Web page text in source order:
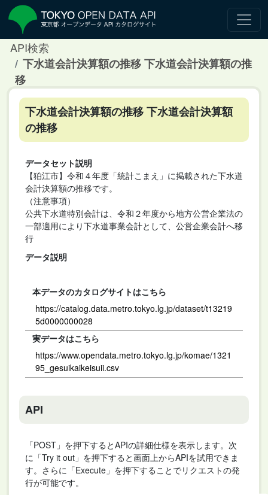
API検索
下水道会計決算額の推移 下水道会計決算額の推
移
下水道会計決算額の推移 下水道会計決算額
の推移
データセット説明
【狛江市】令和４年度「統計こまえ」に掲載された下水道
会計決算額の推移です。
（注意事項）
公共下水道特別会計は、令和２年度から地方公営企業法の
一部適用により下水道事業会計として、公営企業会計へ移
行
データ説明
本データのカタログサイトはこちら
https://catalog.data.metro.tokyo.lg.jp/dataset/t13219
5d0000000028
実データはこちら
https://www.opendata.metro.tokyo.lg.jp/komae/1321
95_gesuikaikeisuii.csv
API
「POST」を押下するとAPIの詳細仕様を表示します。次
に「Try it out」を押下すると画面上からAPIを試用できま
す。さらに「Execute」を押下することでリクエストの発
行が可能です。